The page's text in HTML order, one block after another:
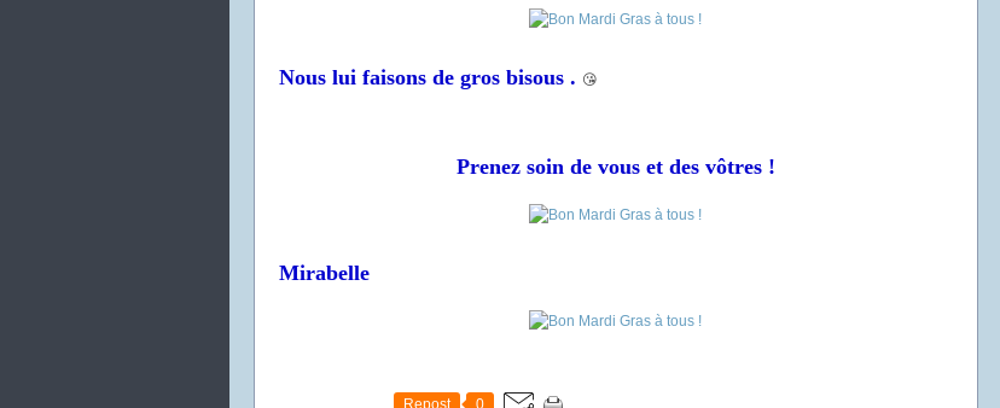
Nous lui faisons de gros bisous . 😘
Prenez soin de vous et des vôtres !
Mirabelle
Repost 0